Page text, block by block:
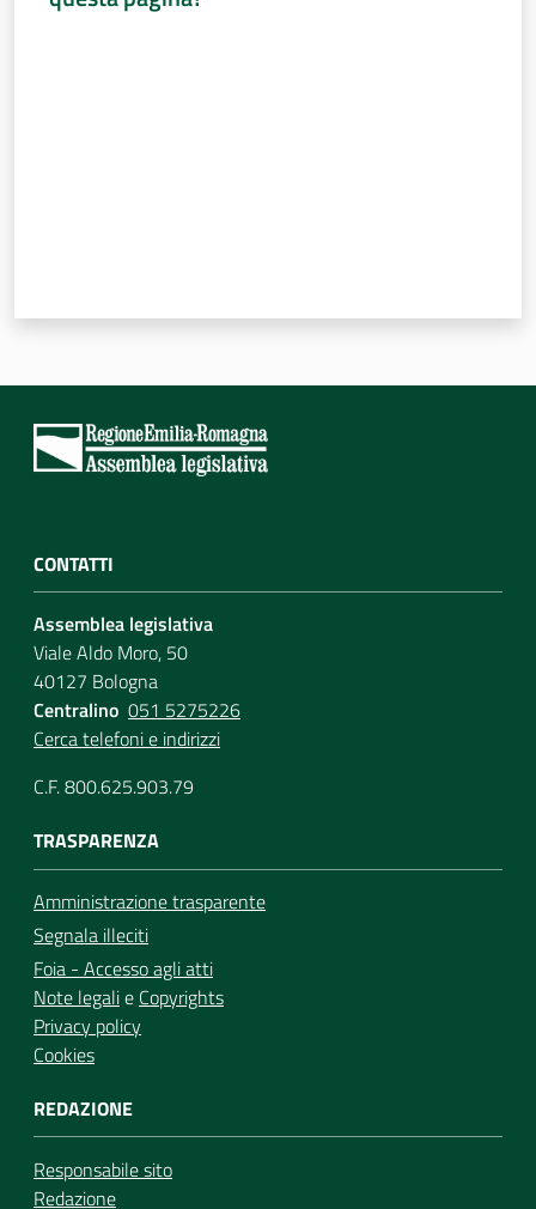
CONTATTI
Assemblea legislativa
Viale Aldo Moro, 50
40127 Bologna
Centralino 051 5275226
Cerca telefoni e indirizzi
C.F. 800.625.903.79
TRASPARENZA
Amministrazione trasparente
Segnala illeciti
Foia - Accesso agli atti
Note legalie Copyrights
Privacy policy
Cookies
REDAZIONE
Responsabile sito
Redazione